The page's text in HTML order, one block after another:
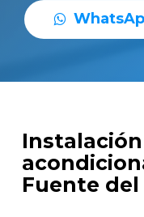
WhatsAp
Fuente del